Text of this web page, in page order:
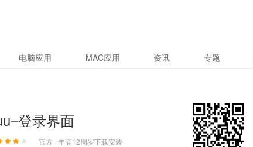
电脑应用 MAC应用 资讯 专题
登录界面
官方 年满12周岁下载安装